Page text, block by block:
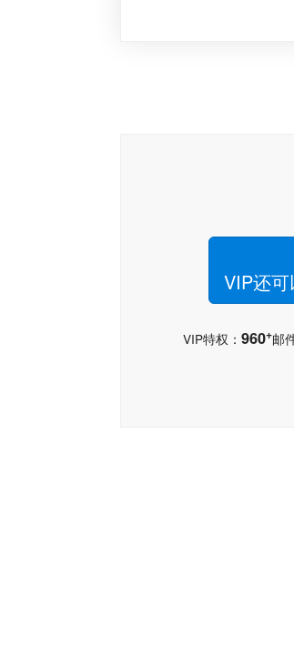
VIP还
VIP特权： 960+邮